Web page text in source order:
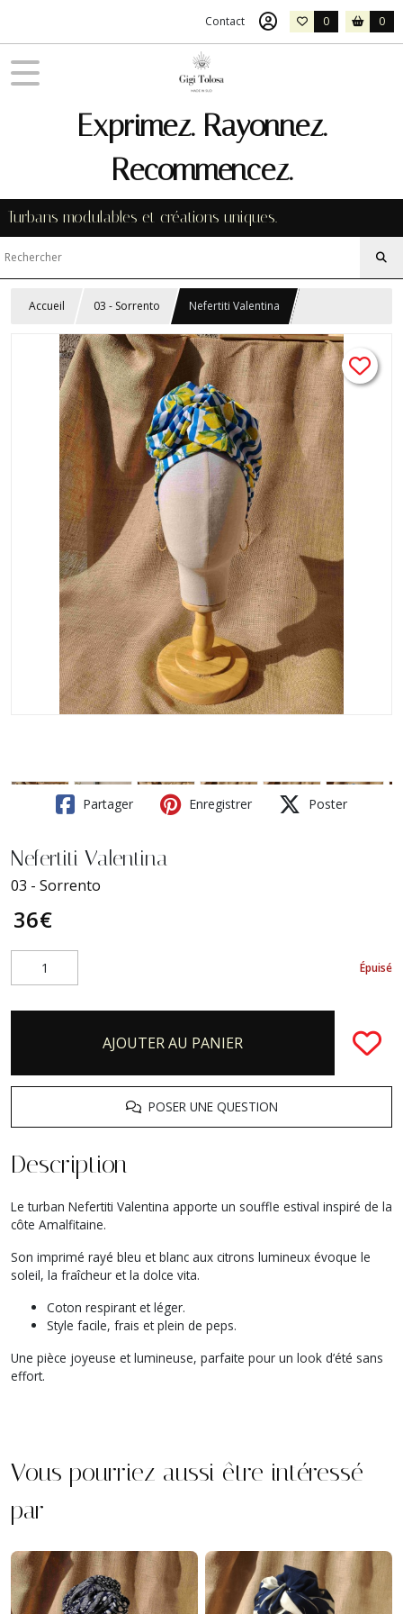
Contact 0 0
Exprimez. Rayonnez.
Recommencez.
Turbans modulables et créations uniques.
Accueil 03 - Sorrento Nefertiti Valentina
Partager Enregistrer Poster
Nefertiti Valentina
03 - Sorrento
36€
Épuisé
AJOUTER AU PANIER
POSER UNE QUESTION
Description
Le turban Nefertiti Valentina apporte un souffle estival inspiré de la
côte Amalfitaine.
Son imprimé rayé bleu et blanc aux citrons lumineux évoque le
soleil, la fraîcheur et la dolce vita.
Coton respirant et léger.
Style facile, frais et plein de peps.
Une pièce joyeuse et lumineuse, parfaite pour un look d’été sans
effort.
Vous pourriez aussi être intéressé
par